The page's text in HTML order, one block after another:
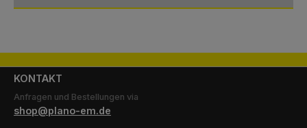
KONTAKT
Anfragen und Bestellungen via
shop@plano-em.de